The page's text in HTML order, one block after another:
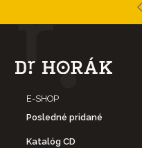
E-SHOP
Posledné pridané
Katalóg CD